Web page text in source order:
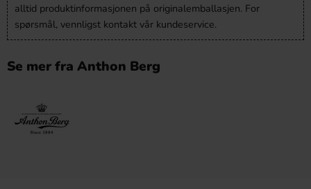
alltid produktinformasjonen på originalemballasjen. For
spørsmål, vennligst kontakt vår kundeservice.
Se mer fra Anthon Berg